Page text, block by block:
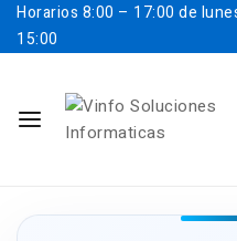
Horarios 8:00 – 17:00 de
15:00